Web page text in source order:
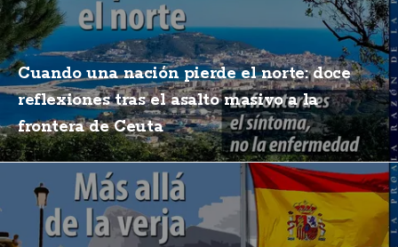
Cuando una nación pierde el norte: doce
reflexiones tras el asalto masivo a la
frontera de Ceuta